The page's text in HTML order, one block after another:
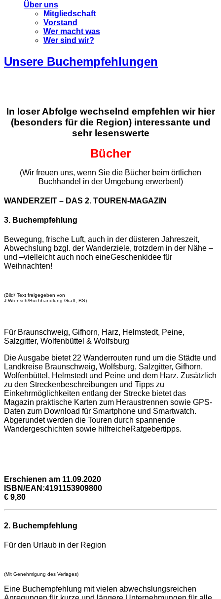
Über uns
Mitgliedschaft
Vorstand
Wer macht was
Wer sind wir?
Unsere Buchempfehlungen
In loser Abfolge wechselnd empfehlen wir hier
(besonders für die Region) interessante und
sehr lesenswerte
Bücher
(Wir freuen uns, wenn Sie die Bücher beim örtlichen
Buchhandel in der Umgebung erwerben!)
WANDERZEIT – DAS 2. TOUREN-MAGAZIN
3. Buchempfehlung
Bewegung, frische Luft, auch in der düsteren Jahreszeit,
Abwechslung bzgl. der Wanderziele, trotzdem in der Nähe –
und –vielleicht auch noch eineGeschenkidee für
Weihnachten!
(Bild/ Text freigegeben von
J.Wrensch/Buchhandlung Graff, BS)
Für Braunschweig, Gifhorn, Harz, Helmstedt, Peine,
Salzgitter, Wolfenbüttel & Wolfsburg
Die Ausgabe bietet 22 Wanderrouten rund um die Städte und
Landkreise Braunschweig, Wolfsburg, Salzgitter, Gifhorn,
Wolfenbüttel, Helmstedt und Peine und dem Harz. Zusätzlich
zu den Streckenbeschreibungen und Tipps zu
Einkehrmöglichkeiten entlang der Strecke bietet das
Magazin praktische Karten zum Heraustrennen sowie GPS-
Daten zum Download für Smartphone und Smartwatch.
Abgerundet werden die Touren durch spannende
Wandergeschichten sowie hilfreicheRatgebertipps.
Erschienen am 11.09.2020
ISBN/EAN:4191153909800
€ 9,80
2. Buchempfehlung
Für den Urlaub in der Region
(Mit Genehmigung des Verlages)
Eine Buchempfehlung mit vielen abwechslungsreichen